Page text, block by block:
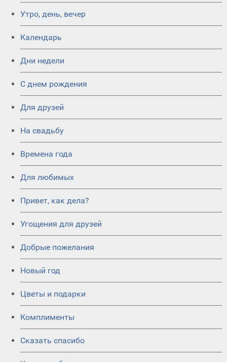
Утро, день, вечер
Календарь
Дни недели
C днем рождения
Для друзей
На свадьбу
Времена года
Для любимых
Привет, как дела?
Угощения для друзей
Добрые пожелания
Новый год
Цветы и подарки
Комплименты
Сказать спасибо